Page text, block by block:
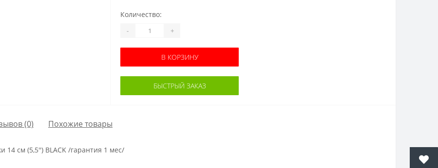
Количество:
- +
В КОРЗИНУ
БЫСТРЫЙ ЗАКАЗ
(0) Похожие товары
14 см (5,5'') BLACK /гарантия 1 мес/